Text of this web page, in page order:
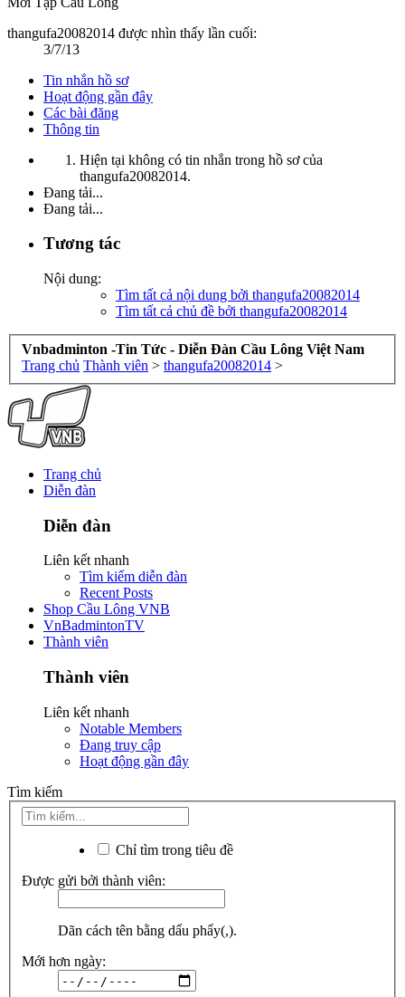
thangufa20082014 được nhìn thấy lần cuối:
3/7/13
Tin nhắn hồ sơ
Hoạt động gần đây
Các bài đăng
Thông tin
Hiện tại không có tin nhắn trong hồ sơ của
thangufa20082014.
Đang tải...
Đang tải...
Tương tác
Nội dung:
Tìm tất cả nội dung bởi thangufa20082014
Tìm tất cả chủ đề bởi thangufa20082014
Vnbadminton -Tin Tức - Diễn Đàn Cầu Lông Việt Nam
Trang chủ Thành viên > thangufa20082014 >
Trang chủ
Diễn đàn
Diễn đàn
Liên kết nhanh
Tìm kiếm diễn đàn
Recent Posts
Shop Cầu Lông VNB
VnBadmintonTV
Thành viên
Thành viên
Liên kết nhanh
Notable Members
Đang truy cập
Hoạt động gần đây
Tìm kiếm
Chỉ tìm trong tiêu đề
Được gửi bởi thành viên:
Dãn cách tên bằng dấu phẩy(,).
Mới hơn ngày: